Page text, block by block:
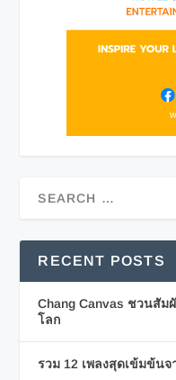
RECENT POSTS
Chang Canvas ชวนสัม
โลก
รวม 12 เพลงสุดเข้มข้น